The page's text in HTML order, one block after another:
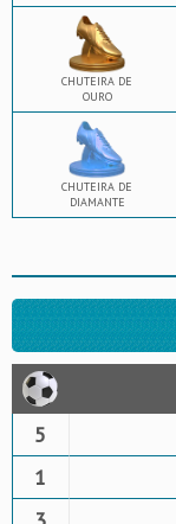
CHUTEIRA DE
OURO
CHUTEIRA DE
DIAMANTE
5
1